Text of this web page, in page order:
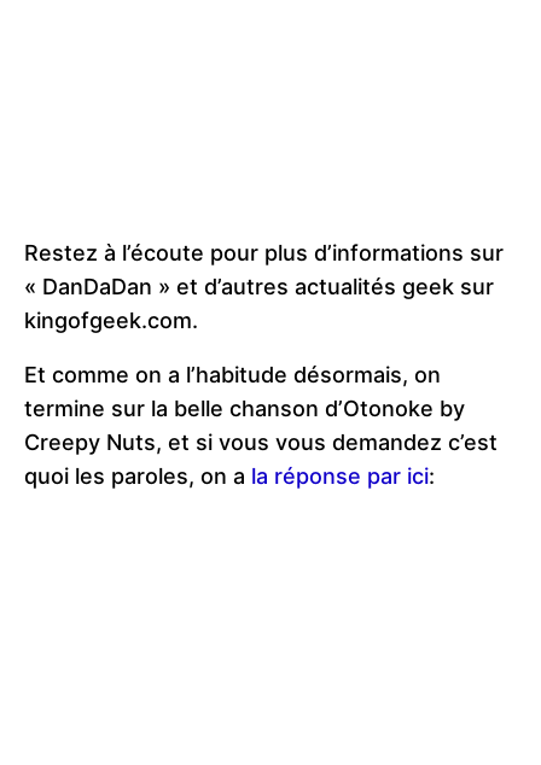
Restez à l’écoute pour plus d’informations sur
« DanDaDan » et d’autres actualités geek sur
kingofgeek.com.
Et comme on a l’habitude désormais, on
termine sur la belle chanson d’Otonoke by
Creepy Nuts, et si vous vous demandez c’est
quoi les paroles, on a la réponse par ici: